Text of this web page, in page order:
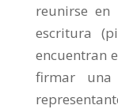
reunirse
escritura
encuentran
firmar